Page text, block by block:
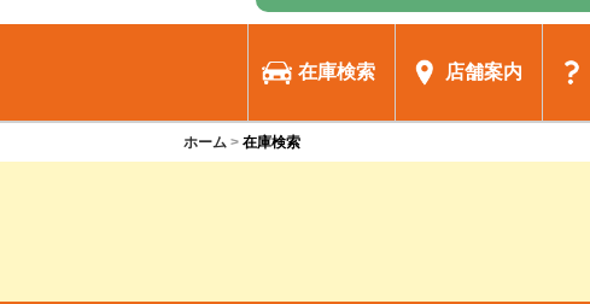
在庫検索 店舗案内
ホーム 在庫検索